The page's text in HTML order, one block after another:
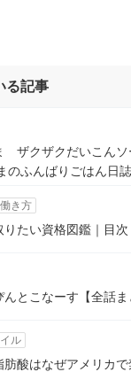
る記事
ザクザクだいこんソ
のふんばりごはん日誌
き方
りたい資格図鑑｜目次
とこなーす【全話ま
ル
肪酸はなぜアメリカ